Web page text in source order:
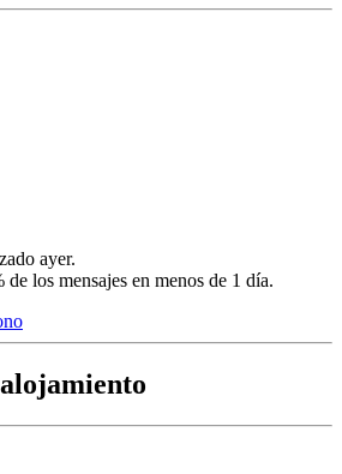
ayer.
de los mensajes en menos de 1 día.